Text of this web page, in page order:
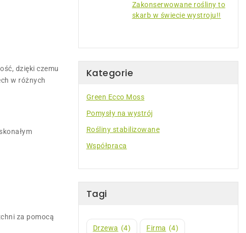
dzięki czemu
w różnych
za pomocą
Zakonserwowane rośliny to
skarb w świecie wystroju!!
Kategorie
Green Ecco Moss
Pomysły na wystrój
Rośliny stabilizowane
Współpraca
Tagi
Drzewa (4) Firma (4)